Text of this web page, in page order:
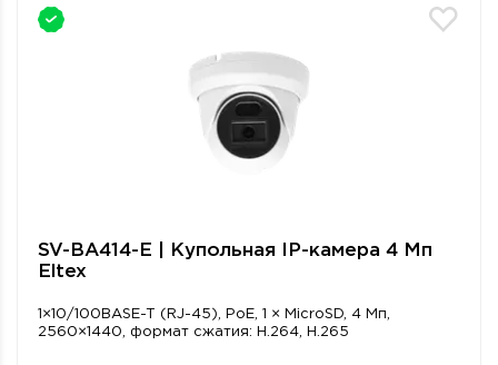
SV-BA414-E | Купольная IP-камера 4 Мп
Eltex
1×10/100BASE-T (RJ-45), PoE, 1 × MicroSD, 4 Мп,
2560×1440, формат сжатия: H.264, H.265